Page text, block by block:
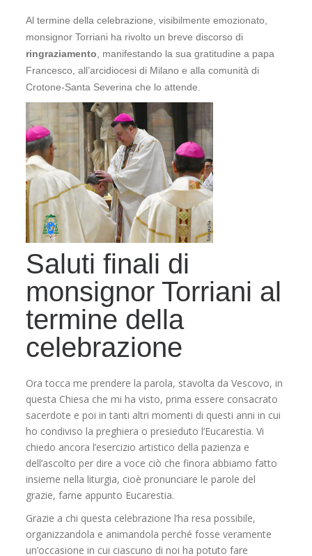
Al termine della celebrazione, visibilmente emozionato,
monsignor Torriani ha rivolto un breve discorso di
ringraziamento , manifestando la sua gratitudine a papa
Francesco, all’arcidiocesi di Milano e alla comunità di
Crotone-Santa Severina che lo attende.
Saluti finali di
monsignor Torriani al
termine della
celebrazione
Ora tocca me prendere la parola, stavolta da Vescovo, in
questa Chiesa che mi ha visto, prima essere consacrato
sacerdote e poi in tanti altri momenti di questi anni in cui
ho condiviso la preghiera o presieduto l’Eucarestia. Vi
chiedo ancora l’esercizio artistico della pazienza e
dell’ascolto per dire a voce ciò che finora abbiamo fatto
insieme nella liturgia, cioè pronunciare le parole del
grazie, farne appunto Eucarestia.
Grazie a chi questa celebrazione l’ha resa possibile,
organizzandola e animandola perché fosse veramente
un’occasione in cui ciascuno di noi ha potuto fare